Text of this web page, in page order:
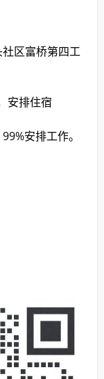
区富桥第四工
安排住宿
安排工作。